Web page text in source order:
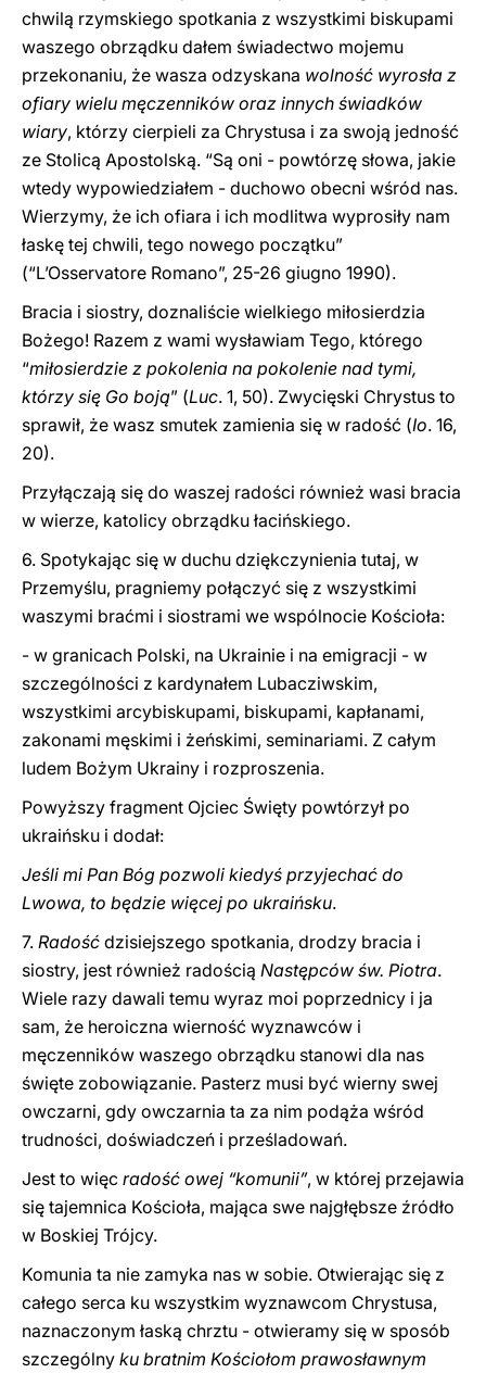
chwilą rzymskiego spotkania z wszystkimi biskupami
waszego obrządku dałem świadectwo mojemu
przekonaniu, że wasza odzyskana wolność wyrosła z
ofiary wielu męczenników oraz innych świadków
wiary, którzy cierpieli za Chrystusa i za swoją jedność
ze Stolicą Apostolską. “Są oni - powtórzę słowa, jakie
wtedy wypowiedziałem - duchowo obecni wśród nas.
Wierzymy, że ich ofiara i ich modlitwa wyprosiły nam
łaskę tej chwili, tego nowego początku”
(“L’Osservatore Romano”, 25-26 giugno 1990).
Bracia i siostry, doznaliście wielkiego miłosierdzia
Bożego! Razem z wami wysławiam Tego, którego
“miłosierdzie z pokolenia na pokolenie nad tymi,
którzy się Go boją” (Luc. 1, 50). Zwycięski Chrystus to
sprawił, że wasz smutek zamienia się w radość (Io. 16,
20).
Przyłączają się do waszej radości również wasi bracia
w wierze, katolicy obrządku łacińskiego.
6. Spotykając się w duchu dziękczynienia tutaj, w
Przemyślu, pragniemy połączyć się z wszystkimi
waszymi braćmi i siostrami we wspólnocie Kościoła:
- w granicach Polski, na Ukrainie i na emigracji - w
szczególności z kardynałem Lubacziwskim,
wszystkimi arcybiskupami, biskupami, kapłanami,
zakonami męskimi i żeńskimi, seminariami. Z całym
ludem Bożym Ukrainy i rozproszenia.
Powyższy fragment Ojciec Święty powtórzył po
ukraińsku i dodał:
Jeśli mi Pan Bóg pozwoli kiedyś przyjechać do
Lwowa, to będzie więcej po ukraińsku.
7. Radość dzisiejszego spotkania, drodzy bracia i
siostry, jest również radością Następców św. Piotra.
Wiele razy dawali temu wyraz moi poprzednicy i ja
sam, że heroiczna wierność wyznawców i
męczenników waszego obrządku stanowi dla nas
święte zobowiązanie. Pasterz musi być wierny swej
owczarni, gdy owczarnia ta za nim podąża wśród
trudności, doświadczeń i prześladowań.
Jest to więc radość owej “komunii”, w której przejawia
się tajemnica Kościoła, mająca swe najgłębsze źródło
w Boskiej Trójcy.
Komunia ta nie zamyka nas w sobie. Otwierając się z
całego serca ku wszystkim wyznawcom Chrystusa,
naznaczonym łaską chrztu - otwieramy się w sposób
szczególny ku bratnim Kościołom prawosławnym